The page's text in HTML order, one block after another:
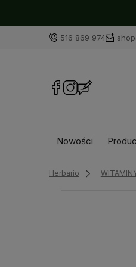
516 869 974
Nowości
Herbario